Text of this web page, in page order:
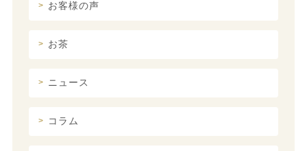
お客様の声
お茶
ニュース
コラム